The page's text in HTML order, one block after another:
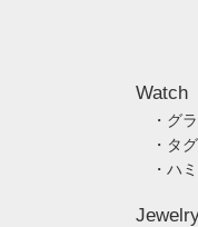
Watch
・グ
・タ
・ハ